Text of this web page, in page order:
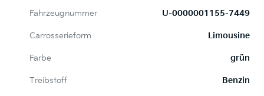
Fahrzeugnummer U-0000001155-7449
Carrosserieform Limousine
Farbe grün
Treibstoff Benzin